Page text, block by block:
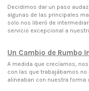
Decidimos dar un paso
algunas de las principales
solo nos liberó de
servicio excepcional a
Un Cambio de Rumbo
A medida que crecíamos,
con las que trabajábamos
alineaban con nuestra forma